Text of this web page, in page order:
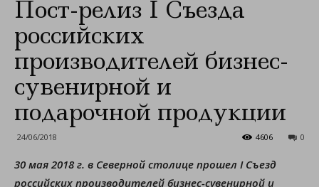
Пост-релиз I Съезда
российских
производителей бизнес-
сувенирной и
подарочной продукции
24/06/2018 0
4606
30 мая 2018 г. в Северной столице прошел I Съезд
российских производителей бизнес-сувенирной и